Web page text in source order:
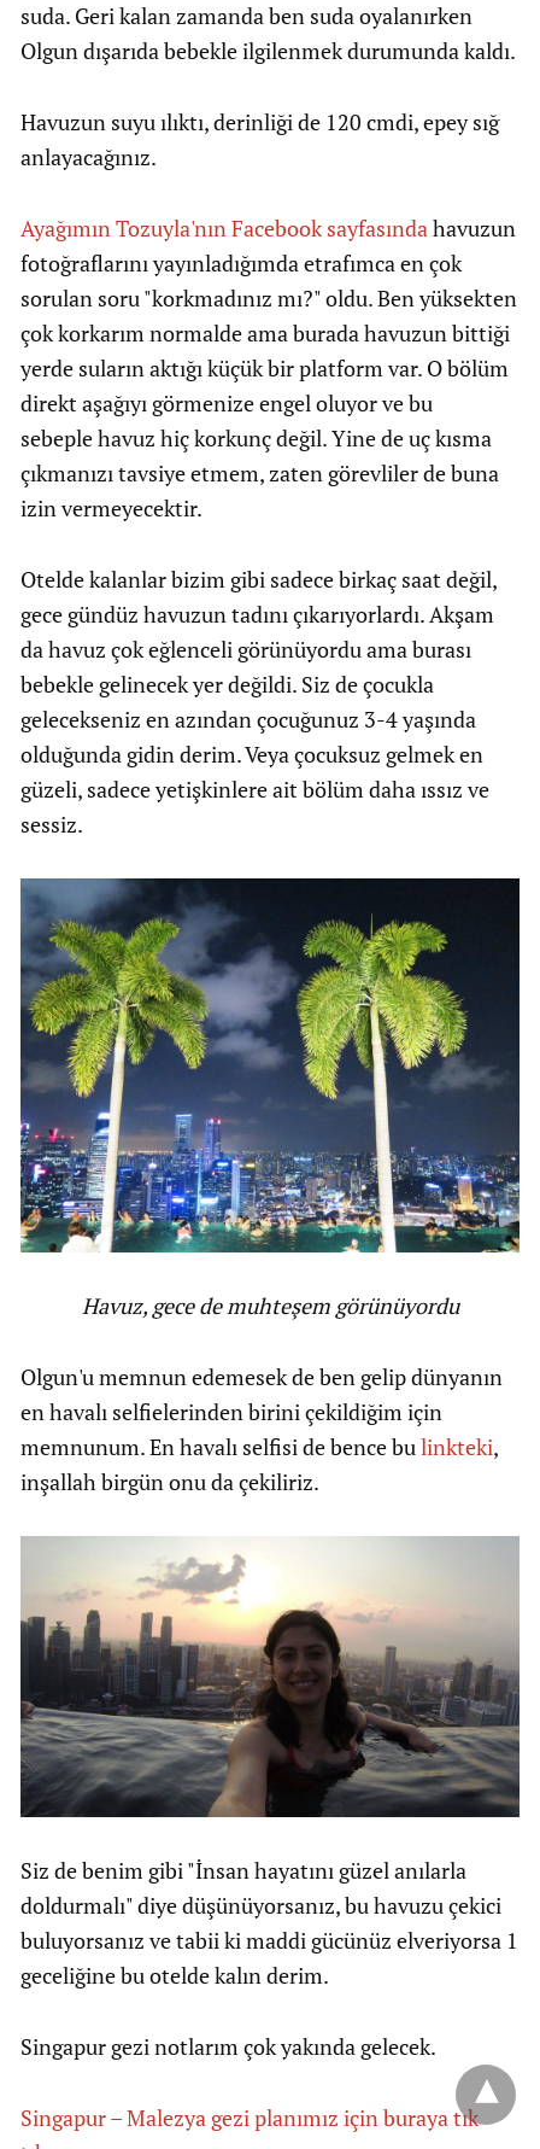
suda. Geri kalan zamanda ben suda oyalanırken
Olgun dışarıda bebekle ilgilenmek durumunda kaldı.
Havuzun suyu ılıktı, derinliği de 120 cmdi, epey sığ
anlayacağınız.
Ayağımın Tozuyla'nın Facebook sayfasındahavuzun
fotoğraflarını yayınladığımda etrafımca en çok
sorulan soru "korkmadınız mı?" oldu. Ben yüksekten
çok korkarım normalde ama burada havuzun bittiği
yerde suların aktığı küçük bir platform var. O bölüm
direkt aşağıyı görmenize engel oluyor ve bu
sebeple havuz hiç korkunç değil. Yine de uç kısma
çıkmanızı tavsiye etmem, zaten görevliler de buna
izin vermeyecektir.
Otelde kalanlar bizim gibi sadece birkaç saat değil,
gece gündüz havuzun tadını çıkarıyorlardı. Akşam
da havuz çok eğlenceli görünüyordu ama burası
bebekle gelinecek yer değildi. Siz de çocukla
gelecekseniz en azından çocuğunuz 3-4 yaşında
olduğunda gidin derim. Veya çocuksuz gelmek en
güzeli, sadece yetişkinlere ait bölüm daha ıssız ve
sessiz.
Havuz, gece de muhteşem görünüyordu
Olgun'u memnun edemesek de ben gelip dünyanın
en havalı selfielerinden birini çekildiğim için
memnunum. En havalı selfisi de bence bulinkteki,
inşallah birgün onu da çekiliriz.
Siz de benim gibi "İnsan hayatını güzel anılarla
doldurmalı" diye düşünüyorsanız, bu havuzu çekici
buluyorsanız ve tabii ki maddi gücünüz elveriyorsa 1
geceliğine bu otelde kalın derim.
Singapur gezi notlarım çok yakında gelecek.
Singapur – Malezya gezi planımız için buraya tık